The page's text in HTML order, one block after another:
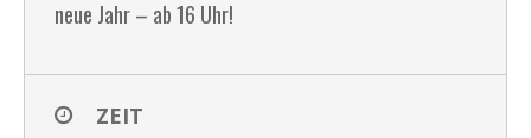
neue Jahr – ab 16 Uhr!
ZEIT